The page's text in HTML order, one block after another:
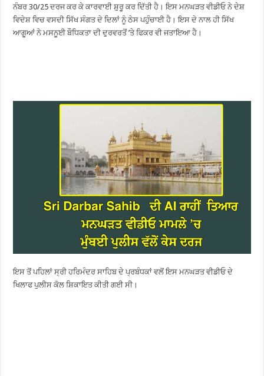
ਨੰਬਰ 30/25 ਦਰਜ ਕਰ ਕੇ ਕਾਰਵਾਈ ਸ਼ੁਰੂ ਕਰ ਦਿੱਤੀ ਹੈ। ਇਸ ਮਨਘੜਤ ਵੀਡੀਓ ਨੇ ਦੇਸ਼
ਵਿਦੇਸ਼ ਵਿਚ ਵਸਦੀ ਸਿੱਖ ਸੰਗਤ ਦੇ ਦਿਲਾਂ ਨੂੰ ਠੇਸ ਪਹੁੰਚਾਈ ਹੈ। ਇਸ ਦੇ ਨਾਲ ਹੀ ਸਿੱਖ
ਆਗੂਆਂ ਨੇ ਮਸਨੂਈ ਬੌਧਿਕਤਾ ਦੀ ਦੁਰਵਰਤੋਂ ’ਤੇ ਫਿਕਰ ਵੀ ਜਤਾਇਆ ਹੈ।
ਇਸ ਤੋਂ ਪਹਿਲਾਂ ਸ੍ਰੀ ਹਰਿਮੰਦਰ ਸਾਹਿਬ ਦੇ ਪ੍ਰਬੰਧਕਾਂ ਵਲੋਂ ਇਸ ਮਨਘੜਤ ਵੀਡੀਓ ਦੇ
ਖਿਲਾਫ ਪੁਲੀਸ ਕੋਲ ਸ਼ਿਕਾਇਤ ਕੀਤੀ ਗਈ ਸੀ।